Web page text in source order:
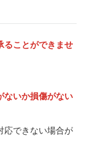
ることができませ
ないか損傷がない
応できない場合が